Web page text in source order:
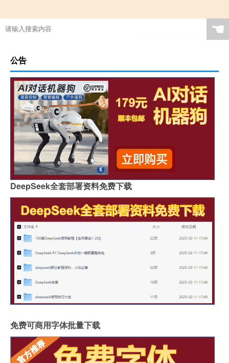
☚
公告
DeepSeek全套部署资料免费下载
免费可商用字体批量下载